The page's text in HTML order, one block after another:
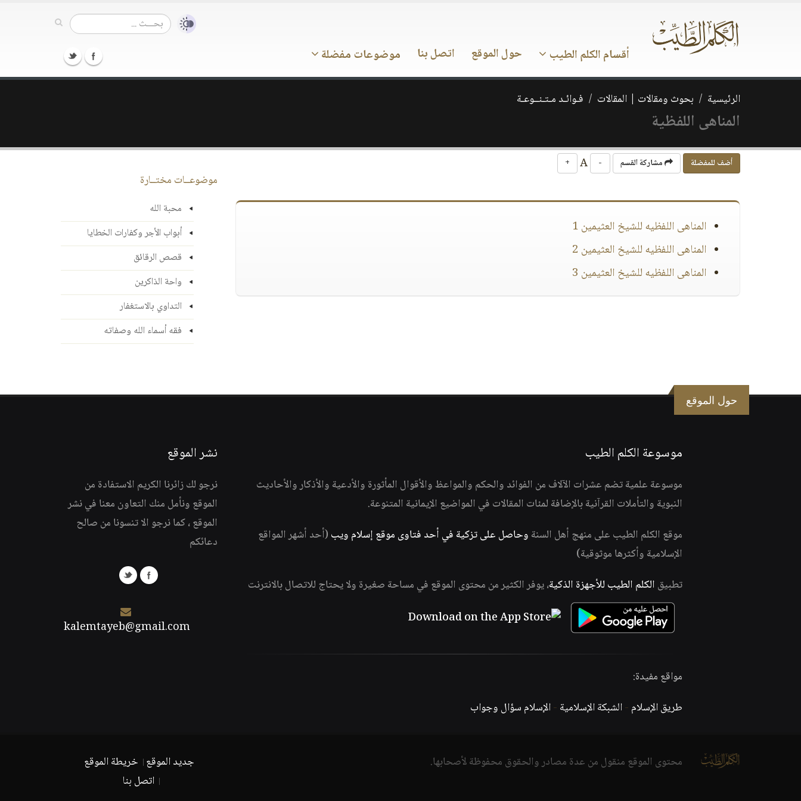
أقسام الكلم الطيب حول الموقع اتصل بنا موضوعات مفضلة
الرئيسية بحوث ومقالات | المقالات فـوائـد مـتـنــوعـة
المناهى اللفظية
أضف للمفضلة مشاركة القسم -
+
المناهى اللفظيه للشيخ العثيمين 1
المناهى اللفظيه للشيخ العثيمين 2
المناهى اللفظيه للشيخ العثيمين 3
موضوعــات مختــارة
محبة الله
أبواب الأجر وكفارات الخطايا
قصص الرقائق
واحة الذاكرين
التداوي بالاستغفار
فقه أسماء الله وصفاته
حول الموقع
موسوعة الكلم الطيب
موسوعة علمية تضم عشرات الآلاف من الفوائد والحكم والمواعظ والأقوال المأثورة والأدعية والأذكار والأحاديث
النبوية والتأملات القرآنية بالإضافة لمئات المقالات في المواضيع الإيمانية المتنوعة.
موقع الكلم الطيب على منهج أهل السنة وحاصل على تزكية في أحد فتاوى موقع إسلام ويب (أحد أشهر المواقع
الإسلامية وأكثرها موثوقية)
تطبيق الكلم الطيب للأجهزة الذكية، يوفر الكثير من محتوى الموقع في مساحة صغيرة ولا يحتاج للاتصال بالانترنت
مواقع مفيدة:
طريق الإسلام -الشبكة الإسلامية -الإسلام سؤال وجواب
نشر الموقع
نرجو لك زائرنا الكريم الاستفادة من
الموقع ونأمل منك التعاون معنا في نشر
الموقع ، كما نرجو الا تنسونا من صالح
دعائكم
kalemtayeb@gmail.com
محتوى الموقع منقول من عدة مصادر والحقوق محفوظة لأصحابها. جديد الموقع خريطة الموقع
اتصل بنا